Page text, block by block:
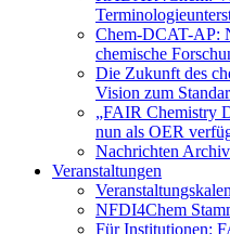
Chem-DCAT-AP:
chemische
Die Zukunft des
Vision zum
„FAIR Chemistry
nun als OER
Nachrichten Archiv
Veranstaltungen
NFDI4Chem
Für Institutionen: